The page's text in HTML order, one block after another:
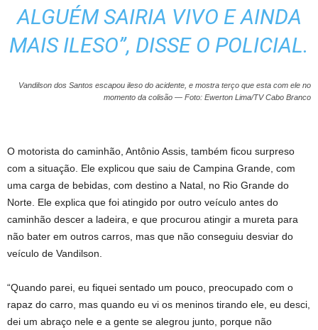
ALGUÉM SAIRIA VIVO E AINDA
MAIS ILESO”, DISSE O POLICIAL.
Vandilson dos Santos escapou ileso do acidente, e mostra terço que esta com ele no
momento da colisão — Foto: Ewerton Lima/TV Cabo Branco
O motorista do caminhão, Antônio Assis, também ficou surpreso
com a situação. Ele explicou que saiu de Campina Grande, com
uma carga de bebidas, com destino a Natal, no Rio Grande do
Norte. Ele explica que foi atingido por outro veículo antes do
caminhão descer a ladeira, e que procurou atingir a mureta para
não bater em outros carros, mas que não conseguiu desviar do
veículo de Vandilson.
“Quando parei, eu fiquei sentado um pouco, preocupado com o
rapaz do carro, mas quando eu vi os meninos tirando ele, eu desci,
dei um abraço nele e a gente se alegrou junto, porque não